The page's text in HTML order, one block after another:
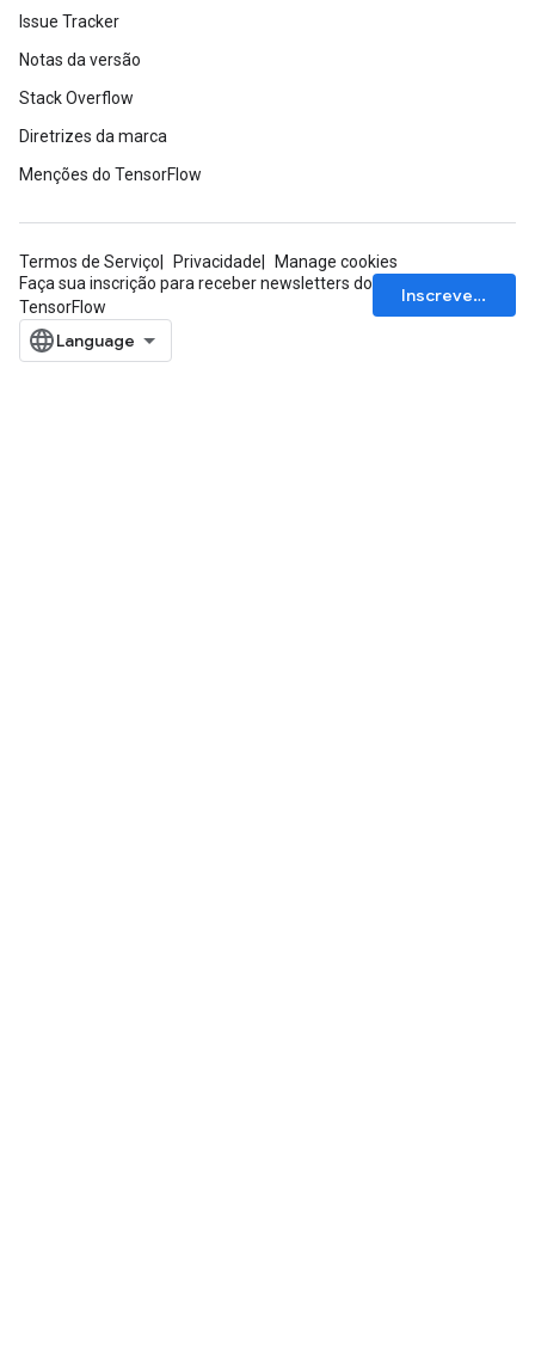
Issue Tracker
Notas da versão
Stack Overflow
Diretrizes da marca
Menções do TensorFlow
Termos de Serviço Privacidade
Manage cookies
Faça sua inscrição para receber newsletters do
TensorFlow
Inscrever-se